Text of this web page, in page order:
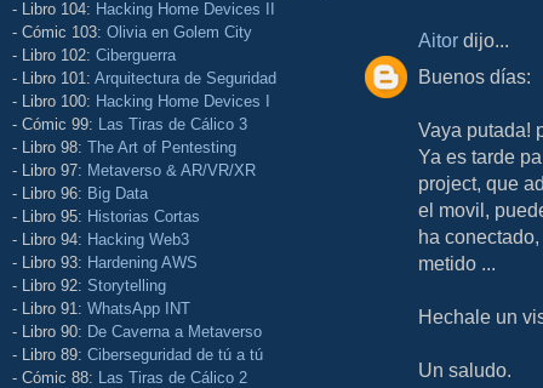
- Libro 104: Hacking Home Devices II
- Cómic 103: Olivia en Golem City
- Libro 102: Ciberguerra
- Libro 101: Arquitectura de Seguridad
- Libro 100: Hacking Home Devices I
- Cómic 99: Las Tiras de Cálico 3
- Libro 98: The Art of Pentesting
- Libro 97: Metaverso & AR/VR/XR
- Libro 96: Big Data
- Libro 95: Historias Cortas
- Libro 94: Hacking Web3
- Libro 93: Hardening AWS
- Libro 92: Storytelling
- Libro 91: WhatsApp INT
- Libro 90: De Caverna a Metaverso
- Libro 89: Ciberseguridad de tú a tú
- Cómic 88: Las Tiras de Cálico 2
Aitor dijo...
Buenos días:
Vaya putada!
Ya es tarde
project, que
el movil,
ha
metido ...
Hechale un
Un saludo.